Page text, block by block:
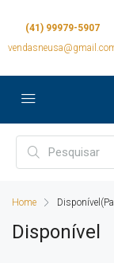
(41) 99979-5907
Home Disponível
Disponível